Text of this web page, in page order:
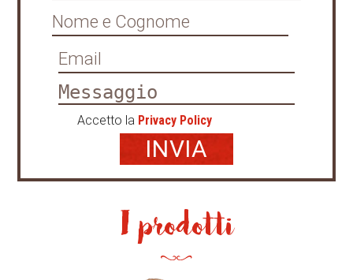
Accetto la Privacy Policy
I prodotti